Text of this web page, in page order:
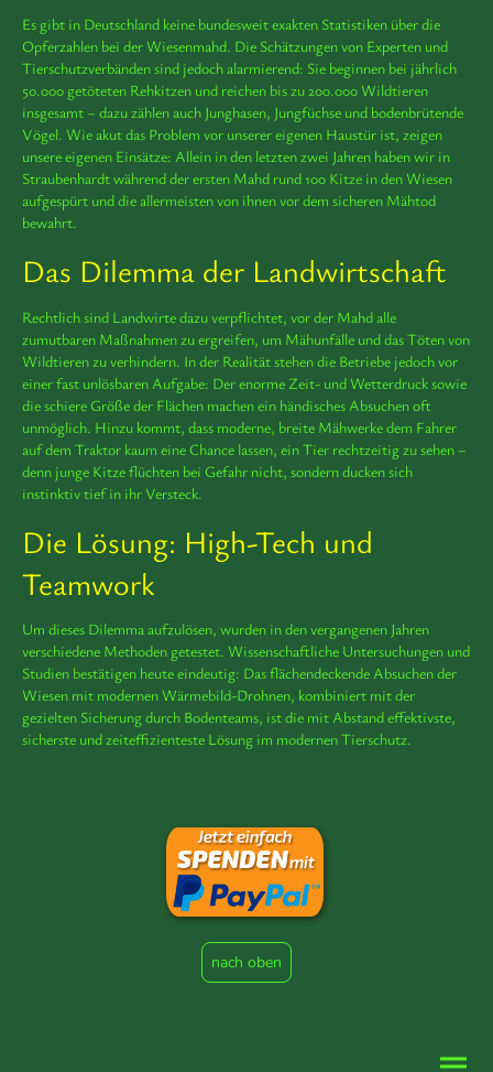
Es gibt in Deutschland keine bundesweit exakten Statistiken über die
Opferzahlen bei der Wiesenmahd. Die Schätzungen von Experten und
Tierschutzverbänden sind jedoch alarmierend: Sie beginnen bei jährlich
50.000 getöteten Rehkitzen und reichen bis zu 200.000 Wildtieren
insgesamt – dazu zählen auch Junghasen, Jungfüchse und bodenbrütende
Vögel. Wie akut das Problem vor unserer eigenen Haustür ist, zeigen
unsere eigenen Einsätze: Allein in den letzten zwei Jahren haben wir in
Straubenhardt während der ersten Mahd rund 100 Kitze in den Wiesen
aufgespürt und die allermeisten von ihnen vor dem sicheren Mähtod
bewahrt.
Das Dilemma der Landwirtschaft
Rechtlich sind Landwirte dazu verpflichtet, vor der Mahd alle
zumutbaren Maßnahmen zu ergreifen, um Mähunfälle und das Töten von
Wildtieren zu verhindern. In der Realität stehen die Betriebe jedoch vor
einer fast unlösbaren Aufgabe: Der enorme Zeit- und Wetterdruck sowie
die schiere Größe der Flächen machen ein händisches Absuchen oft
unmöglich. Hinzu kommt, dass moderne, breite Mähwerke dem Fahrer
auf dem Traktor kaum eine Chance lassen, ein Tier rechtzeitig zu sehen –
denn junge Kitze flüchten bei Gefahr nicht, sondern ducken sich
instinktiv tief in ihr Versteck.
Die Lösung: High-Tech und
Teamwork
Um dieses Dilemma aufzulösen, wurden in den vergangenen Jahren
verschiedene Methoden getestet. Wissenschaftliche Untersuchungen und
Studien bestätigen heute eindeutig: Das flächendeckende Absuchen der
Wiesen mit modernen Wärmebild-Drohnen, kombiniert mit der
gezielten Sicherung durch Bodenteams, ist die mit Abstand effektivste,
sicherste und zeiteffizienteste Lösung im modernen Tierschutz.
nach oben